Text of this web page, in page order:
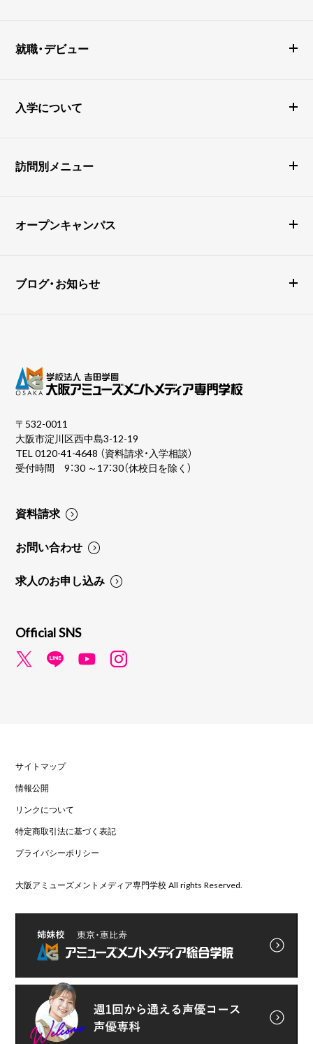
就職・デビュー
入学について
訪問別メニュー
オープンキャンパス
ブログ・お知らせ
〒532-0011
大阪市淀川区西中島3-12-19
TEL0120-41-4648 （資料請求・入学相談）
受付時間 9：30 ～17：30（休校日を除く）
資料請求
お問い合わせ
求人のお申し込み
Official SNS
サイトマップ
情報公開
リンクについて
特定商取引法に基づく表記
プライバシーポリシー
大阪アミューズメントメディア専門学校 All rights Reserved.